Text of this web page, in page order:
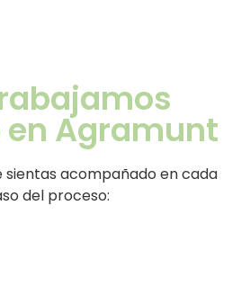
Agramunt
sientas acompañado en cada
del proceso: